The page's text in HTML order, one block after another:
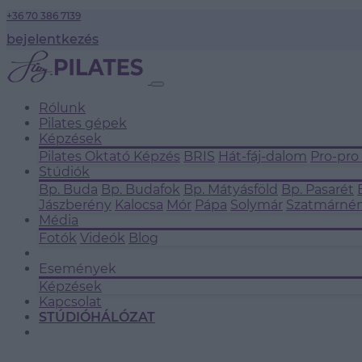
+36 70 386 7139
bejelentkezés
Rólunk
Pilates gépek
Képzések
Pilates Oktató Képzés BRIS Hát-fáj-dalom Pro-
Stúdiók
Bp. Buda Bp. Budafok Bp. Mátyásföld Bp. Pasarét
Jászberény Kalocsa Mór Pápa Solymár
Média
Fotók Videók Blog
Események
Képzések
Kapcsolat
STÚDIÓHÁLÓZAT